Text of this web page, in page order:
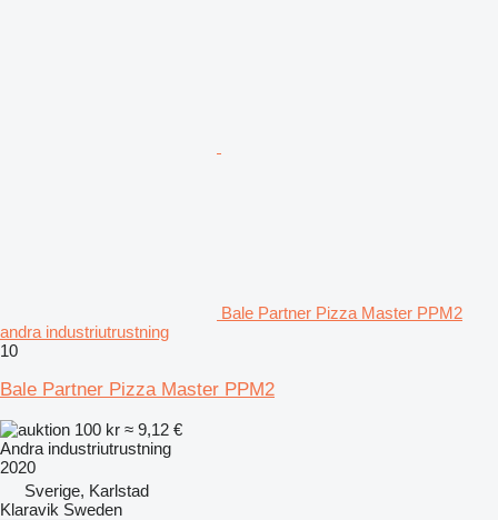
Bale Partner Pizza Master PPM2
andra industriutrustning
10
Bale Partner Pizza Master PPM2
100 kr ≈ 9,12 €
Andra industriutrustning
2020
Sverige, Karlstad
Klaravik Sweden